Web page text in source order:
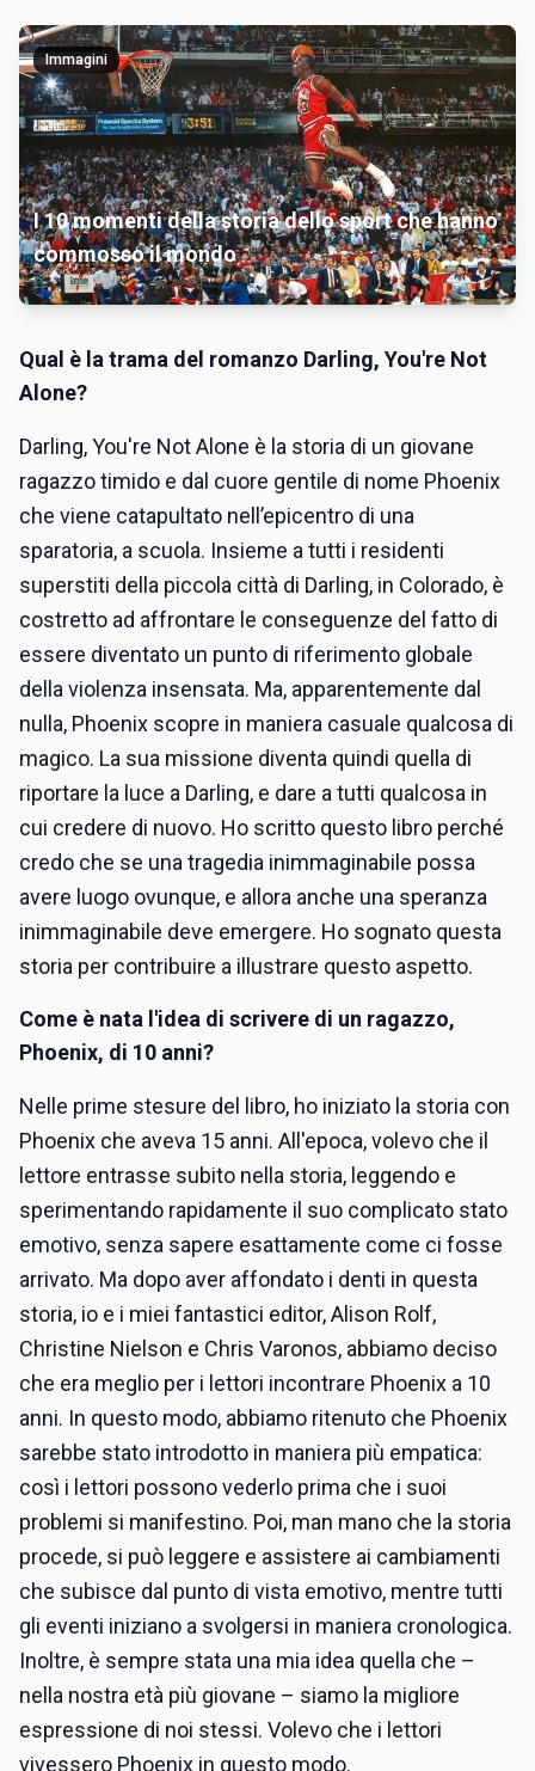
Immagini
I 10 momenti della storia dello sport che hanno
commosso il mondo
Qual è la trama del romanzo Darling, You're Not
Alone?
Darling, You're Not Alone è la storia di un giovane
ragazzo timido e dal cuore gentile di nome Phoenix
che viene catapultato nell’epicentro di una
sparatoria, a scuola. Insieme a tutti i residenti
superstiti della piccola città di Darling, in Colorado, è
costretto ad affrontare le conseguenze del fatto di
essere diventato un punto di riferimento globale
della violenza insensata. Ma, apparentemente dal
nulla, Phoenix scopre in maniera casuale qualcosa di
magico. La sua missione diventa quindi quella di
riportare la luce a Darling, e dare a tutti qualcosa in
cui credere di nuovo. Ho scritto questo libro perché
credo che se una tragedia inimmaginabile possa
avere luogo ovunque, e allora anche una speranza
inimmaginabile deve emergere. Ho sognato questa
storia per contribuire a illustrare questo aspetto.
Come è nata l'idea di scrivere di un ragazzo,
Phoenix, di 10 anni?
Nelle prime stesure del libro, ho iniziato la storia con
Phoenix che aveva 15 anni. All'epoca, volevo che il
lettore entrasse subito nella storia, leggendo e
sperimentando rapidamente il suo complicato stato
emotivo, senza sapere esattamente come ci fosse
arrivato. Ma dopo aver affondato i denti in questa
storia, io e i miei fantastici editor, Alison Rolf,
Christine Nielson e Chris Varonos, abbiamo deciso
che era meglio per i lettori incontrare Phoenix a 10
anni. In questo modo, abbiamo ritenuto che Phoenix
sarebbe stato introdotto in maniera più empatica:
così i lettori possono vederlo prima che i suoi
problemi si manifestino. Poi, man mano che la storia
procede, si può leggere e assistere ai cambiamenti
che subisce dal punto di vista emotivo, mentre tutti
gli eventi iniziano a svolgersi in maniera cronologica.
Inoltre, è sempre stata una mia idea quella che –
nella nostra età più giovane – siamo la migliore
espressione di noi stessi. Volevo che i lettori
vivessero Phoenix in questo modo.